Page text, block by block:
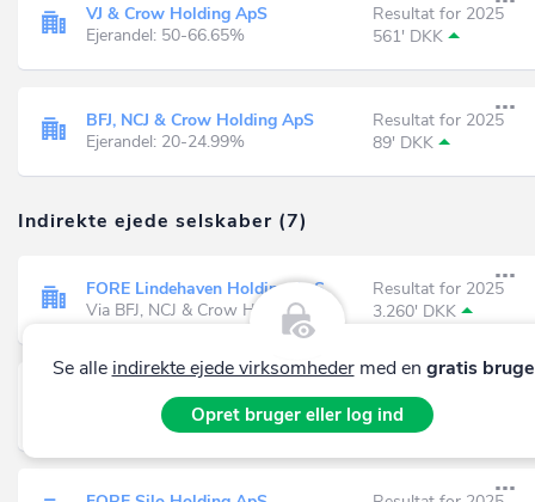
VJ & Crow Holding ApS
Ejerandel: 50-66.65%
Resultat for 2025
561' DKK
BFJ, NCJ & Crow Holding ApS
Ejerandel: 20-24.99%
Resultat for 2025
89' DKK
Indirekte ejede selskaber (7)
FORE Lindehaven Holding ApS
Via BFJ, NCJ & Crow Holding ApS
Resultat for 2025
3.260' DKK
FORE Senior I Holding ApS
Via BFJ, NCJ & Crow Holding ApS
Resultat for 2025
4.211' DKK
Se alle indirekte ejede virksomhedermed en gratis
Opret bruger eller log ind